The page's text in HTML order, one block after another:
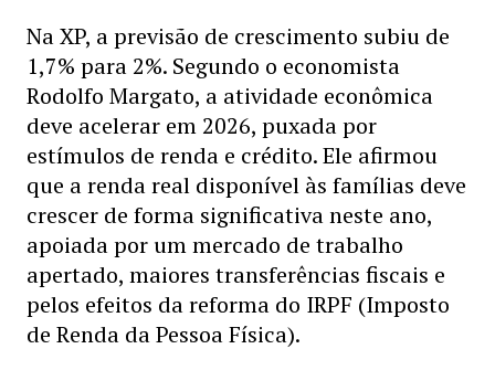
Na XP, a previsão de crescimento subiu de
1,7% para 2%. Segundo o economista
Rodolfo Margato, a atividade econômica
deve acelerar em 2026, puxada por
estímulos de renda e crédito. Ele afirmou
que a renda real disponível às famílias deve
crescer de forma significativa neste ano,
apoiada por um mercado de trabalho
apertado, maiores transferências fiscais e
pelos efeitos da reforma do IRPF (Imposto
de Renda da Pessoa Física).